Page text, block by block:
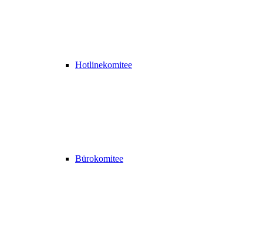
Hotlinekomitee
Bürokomitee